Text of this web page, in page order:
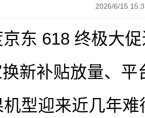
2026/6/15
东 618 终极大
新补贴放量、
型迎来近几年